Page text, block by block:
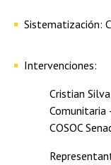
Sistematización:
Intervenciones:
Cristian
Comunitaria
COSOC